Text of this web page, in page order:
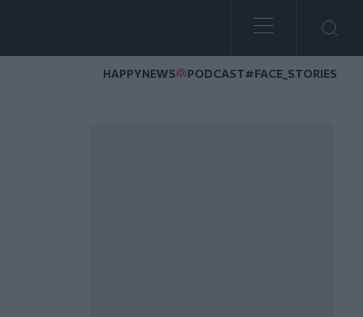
HAPPYNEWS PODCAST#FACE_STORIES